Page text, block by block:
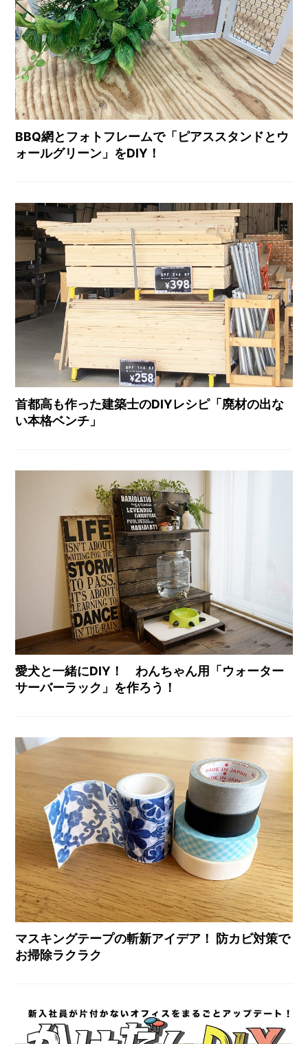
BBQ網とフォトフレームで「ピアススタンドとウ
ォールグリーン」をDIY！
首都高も作った建築士のDIYレシピ「廃材の出な
い本格ベンチ」
愛犬と一緒にDIY！ わんちゃん用「ウォーター
サーバーラック」を作ろう！
マスキングテープの斬新アイデア！ 防カビ対策で
お掃除ラクラク